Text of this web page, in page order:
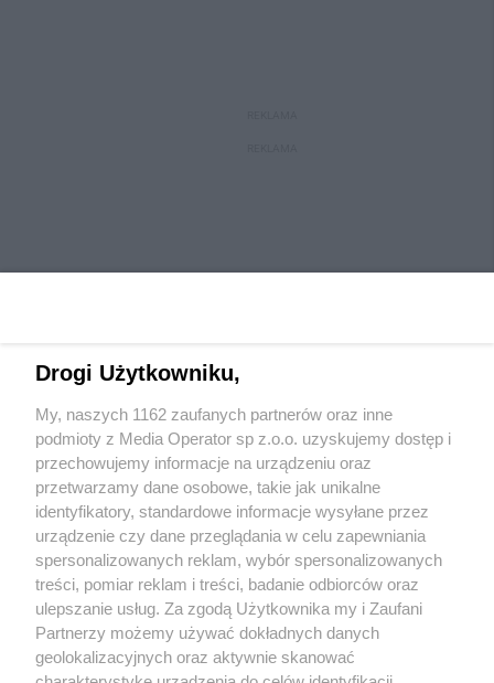
Wydawca mediówlokalnych
Nie zapomnij
zapoznać się z:
polityką prywatności regulamin korzystania z portali
Twojemiasto
Piekary Śląskie
Chorzów
Skontaktuj się z nami
Kontakt
Wydawca
Drogi Użytkowniku,
My, naszych 1162 zaufanych partnerów oraz inne
podmioty z Media Operator sp z.o.o. uzyskujemy dostęp i
przechowujemy informacje na urządzeniu oraz
przetwarzamy dane osobowe, takie jak unikalne
identyfikatory, standardowe informacje wysyłane przez
urządzenie czy dane przeglądania w celu zapewniania
spersonalizowanych reklam, wybór spersonalizowanych
treści, pomiar reklam i treści, badanie odbiorców oraz
ulepszanie usług. Za zgodą Użytkownika my i Zaufani
Partnerzy możemy używać dokładnych danych
geolokalizacyjnych oraz aktywnie skanować